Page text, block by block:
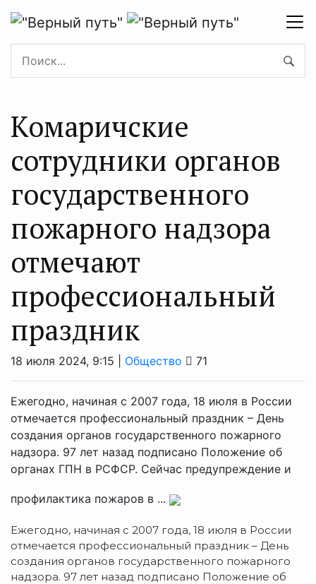
Комаричские
сотрудники органов
государственного
пожарного надзора
отмечают
профессиональный
праздник
18 июля 2024, 9:15 | Общество 71
Ежегодно, начиная с 2007 года, 18 июля в России
отмечается профессиональный праздник – День
создания органов государственного пожарного
надзора. 97 лет назад подписано Положение об
органах ГПН в РСФСР. Сейчас предупреждение и
профилактика пожаров в ...
Ежегодно, начиная с 2007 года, 18 июля в России
отмечается профессиональный праздник – День
создания органов государственного пожарного
надзора. 97 лет назад подписано Положение об